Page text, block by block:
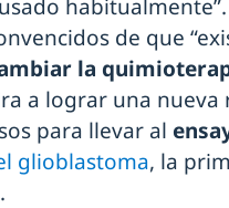
de que
la
a lograr una nueva
para llevar al
glioblastoma, la